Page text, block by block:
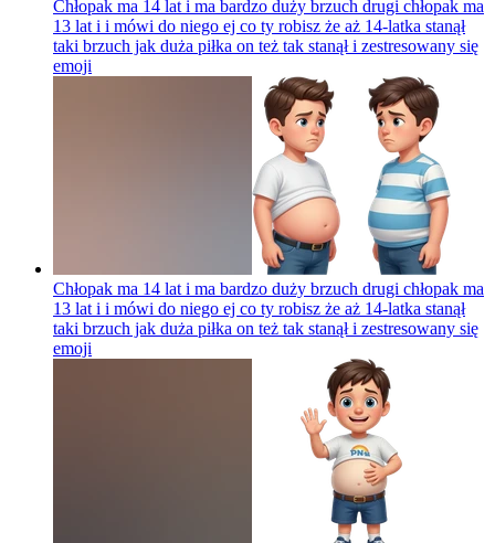
Chłopak ma 14 lat i ma bardzo duży brzuch drugi chłopak ma
13 lat i i mówi do niego ej co ty robisz że aż 14-latka stanął
taki brzuch jak duża piłka on też tak stanął i zestresowany się
emoji
Chłopak ma 14 lat i ma bardzo duży brzuch drugi chłopak ma
13 lat i i mówi do niego ej co ty robisz że aż 14-latka stanął
taki brzuch jak duża piłka on też tak stanął i zestresowany się
emoji